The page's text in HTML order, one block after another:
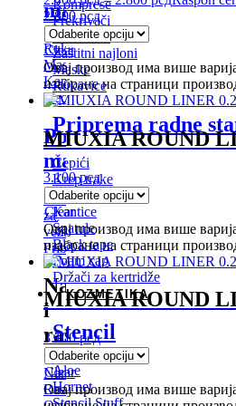
materijal
Rukavice
Maske
Kape
Kecelje
Pomoćni
materijal
Kože
za
vežbanje
Pribor
Nameštaj
i
rasveta
Nameštaj
Rasveta
Komprese
Prekrivači
Bandažeri
Zaštitni najloni
Maske
Rukavice
Priprema radne
Čepići
Krep trake
Mixeri
Kantice
Špatule
Black tape
Foam cap
Držači za kertridže
KOZMETIKA
Stencil
Aloe
Hornet
Stencil Stuff
2.800 рсд
Clear
Овај производ има више
изабране на страници
MIUXIA ROUND
3.100рсд
Clear
Овај производ има више
изабране на страници
MIUXIA ROUND
3.100рсд
Clear
Овај производ има више